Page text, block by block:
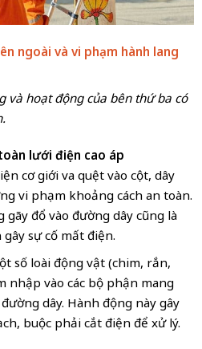
ngoài và vi phạm hành lang
và hoạt động của bên thứ ba có
lưới điện cao áp
cơ giới va quệt vào cột, dây
vi phạm khoảng cách an toàn.
gãy đổ vào đường dây cũng là
sự cố mất điện.
số loài động vật (chim, rắn,
nhập vào các bộ phận mang
dây. Hành động này gây
buộc phải cắt điện để xử lý.